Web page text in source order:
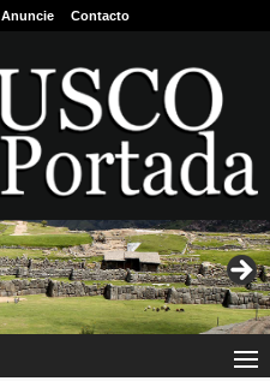
Anuncie Contacto